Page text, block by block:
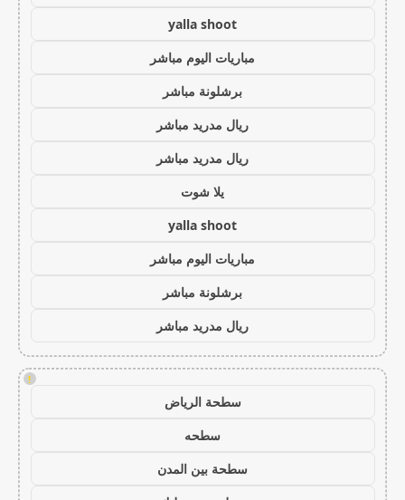
yalla shoot
مباريات اليوم مباشر
برشلونة مباشر
ريال مدريد مباشر
ريال مدريد مباشر
يلا شوت
yalla shoot
مباريات اليوم مباشر
برشلونة مباشر
ريال مدريد مباشر
!
سطحة الرياض
سطحه
سطحة بين المدن